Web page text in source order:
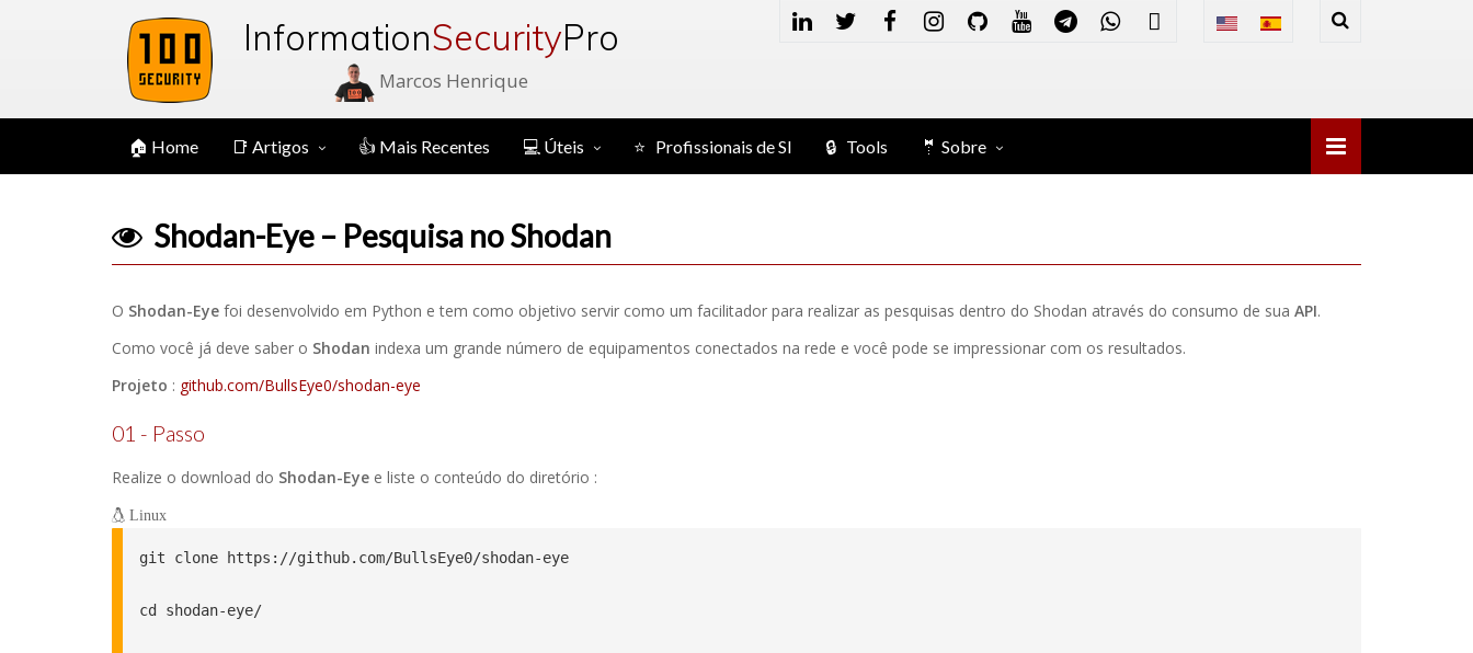
InformationSecurityPro
Marcos Henrique
🏠 Home 📑 Artigos 👍 Mais Recentes 💻 Úteis ⭐ Profissionais de SI 🔒 Tools 🤵 Sobre
Shodan-Eye – Pesquisa no Shodan
O Shodan-Eye foi desenvolvido em Python e tem como objetivo servir como um facilitador para realizar as pesquisas dentro do Shodan através do consumo de sua API.
Como você já deve saber o Shodan indexa um grande número de equipamentos conectados na rede e você pode se impressionar com os resultados.
Projeto : github.com/BullsEye0/shodan-eye
01 - Passo
Realize o download do Shodan-Eye e liste o conteúdo do diretório :
Linux
git clone https://github.com/BullsEye0/shodan-eye
cd shodan-eye/